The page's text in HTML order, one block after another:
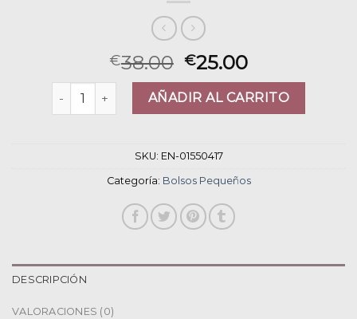
€38.00 €25.00
bolsos pequeños cantidadAÑADIR AL CARRITO
SKU: EN-01550417
Categoría: Bolsos Pequeños
DESCRIPCIÓN
VALORACIONES (0)